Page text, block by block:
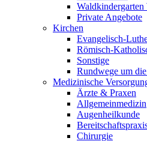
Private Angebote
Kirchen
Evangelisch-
Römisch-
Sonstige
Rundwege um
Medizinische
Ärzte & Praxen
Allgemeinmedizin
Augenheilkunde
Chirurgie